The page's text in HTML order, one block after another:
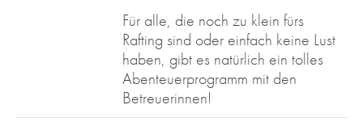
Für alle, die noch zu klein fürs
Rafting sind oder einfach keine Lust
haben, gibt es natürlich ein tolles
Abenteuerprogramm mit den
Betreuerinnen!